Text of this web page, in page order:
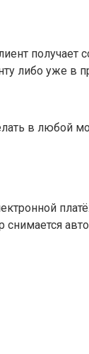
получает
либо уже в
в любой